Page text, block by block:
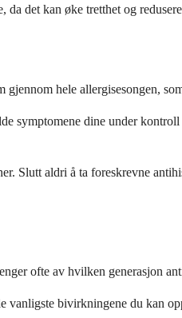
det kan øke tretthet og
hele allergisesongen,
symptomene dine under
Slutt aldri å ta foreskrevne
ofte av hvilken generasjon
vanligste bivirkningene du kan